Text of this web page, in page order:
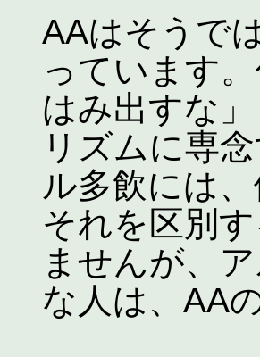
AAはそうで
っています
はみ出すな
リズムに専
ル多飲には
それを区別
ませんが、
な人は、AA